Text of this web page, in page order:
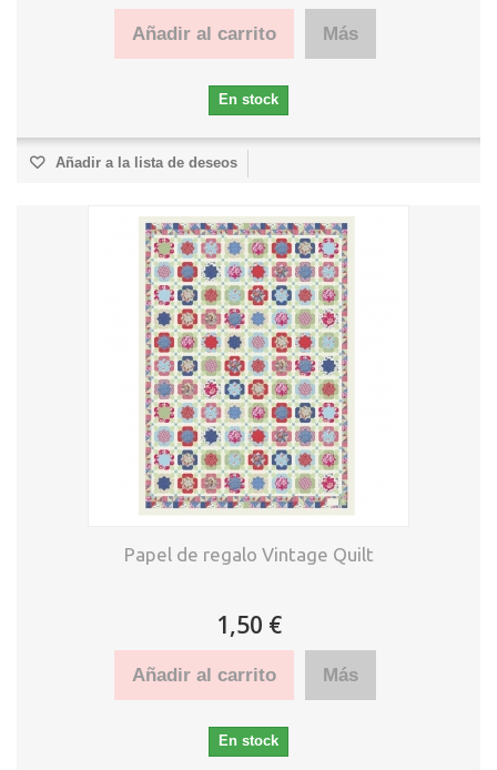
Añadir al carrito Más
En stock
Añadir a la lista de deseos
Papel de regalo Vintage Quilt
1,50 €
Añadir al carrito Más
En stock